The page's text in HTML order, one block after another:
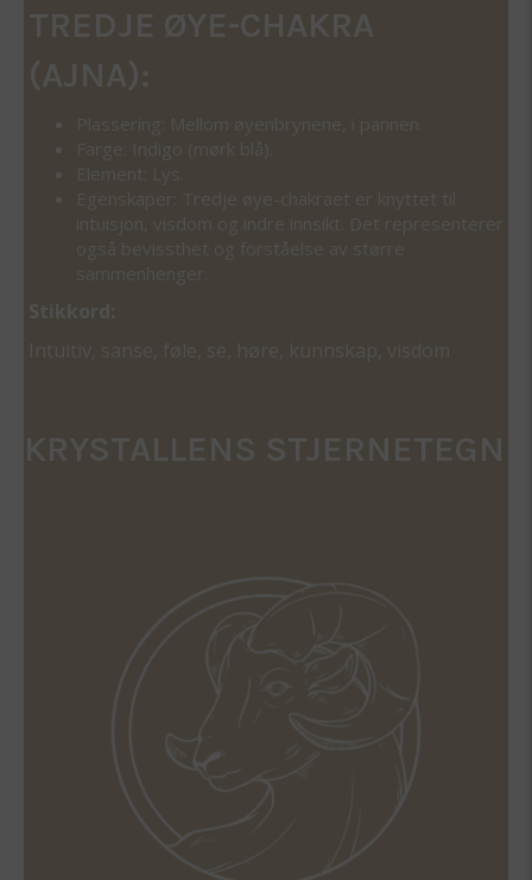
TREDJE ØYE-CHAKRA
(AJNA):
Plassering: Mellom øyenbrynene, i pannen.
Farge: Indigo (mørk blå).
Element: Lys.
Egenskaper: Tredje øye-chakraet er knyttet til
intuisjon, visdom og indre innsikt. Det representerer
også bevissthet og forståelse av større
sammenhenger.
Stikkord:
Intuitiv, sanse, føle, se, høre, kunnskap, visdom
KRYSTALLENS STJERNETEGN